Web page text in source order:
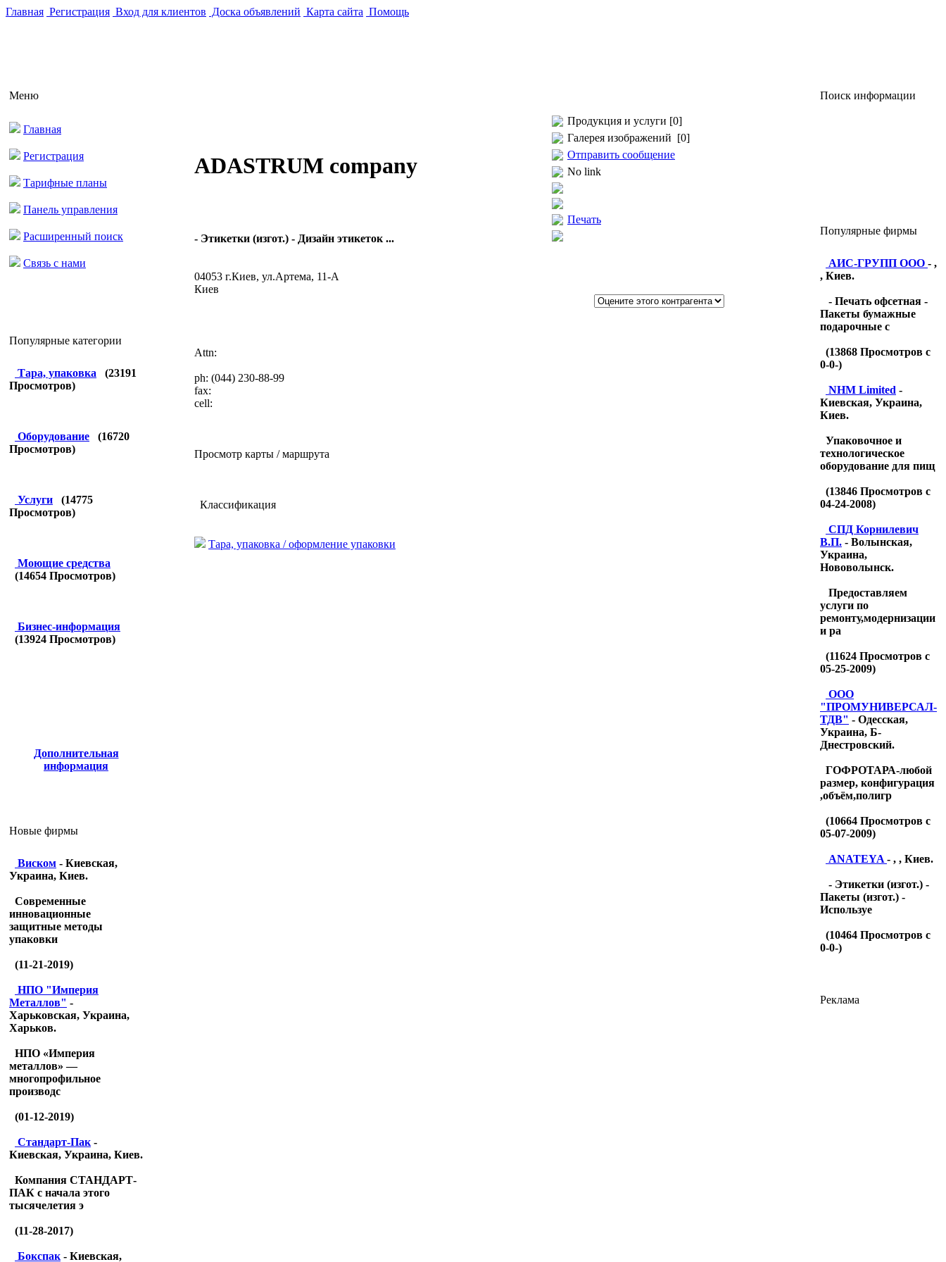
Главная Регистрация Вход для клиентов Доска объявлений Карта сайта Помощь
Меню
Главная
Регистрация
Тарифные планы
Панель управления
Расширенный поиск
Связь с нами
Популярные категории
Тара, упаковка (23191
Просмотров)
Оборудование (16720
Просмотров)
Услуги (14775
Просмотров)
Моющие средства
(14654 Просмотров)
Бизнес-информация
(13924 Просмотров)
Дополнительная
информация
Новые фирмы
Виском - Киевская,
Украина, Киев.
Современные
инновационные
защитные методы
упаковки
(11-21-2019)
НПО "Империя
Металлов" -
Харьковская, Украина,
Харьков.
НПО «Империя
металлов» —
многопрофильное
производс
(01-12-2019)
Стандарт-Пак -
Киевская, Украина, Киев.
Компания СТАНДАРТ-
ПАК с начала этого
тысячелетия э
(11-28-2017)
Бокспак - Киевская,
ADASTRUM company
- Этикетки (изгот.) - Дизайн этикеток ...
04053 г.Киев, ул.Артема, 11-А
Киев
Attn:
ph: (044) 230-88-99
fax:
cell:
Просмотр карты / маршрута
Классификация
Тара, упаковка / оформление упаковки
Продукция и услуги [0]
Галерея изображений [0]
Отправить сообщение
No link
Печать
Поиск информации
Популярные фирмы
АИС-ГРУПП ООО - ,
, Киев.
- Печать офсетная -
Пакеты бумажные
подарочные с
(13868 Просмотров с
0-0-)
NHM Limited -
Киевская, Украина,
Киев.
Упаковочное и
технологическое
оборудование для пищ
(13846 Просмотров с
04-24-2008)
CПД Корнилевич
В.П. - Волынская,
Украина,
Нововолынск.
Предоставляем
услуги по
ремонту,модернизации
и ра
(11624 Просмотров с
05-25-2009)
OOO
"ПРОМУНИВЕРСАЛ-
ТДB" - Одесская,
Украина, Б-
Днестровский.
ГОФРОТАРА-любой
размер, конфигурация
,объём,полигр
(10664 Просмотров с
05-07-2009)
ANATEYA - , , Киев.
- Этикетки (изгот.) -
Пакеты (изгот.) -
Используе
(10464 Просмотров с
0-0-)
Реклама